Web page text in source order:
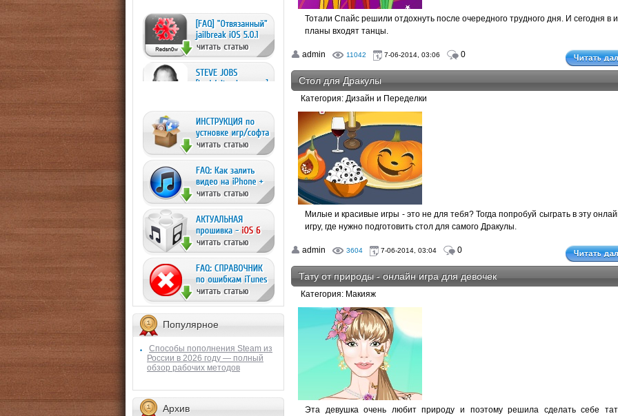
Популярное
Способы пополнения Steam из
России в 2026 году — полный
обзор рабочих методов
Архив
Тотали Спайс решили отдохнуть после очередного трудного дня. И сегодня в
планы входят танцы.
admin 11042 7-06-2014, 03:06 0
Стол для Дракулы
Категория: Дизайн и Переделки
Милые и красивые игры - это не для тебя? Тогда попробуй сыграть в эту
игру, где нужно подготовить стол для самого Дракулы.
admin 3604 7-06-2014, 03:04 0
Тату от природы - онлайн игра для девочек
Категория: Макияж
Эта девушка очень любит природу и поэтому решила сделать себе